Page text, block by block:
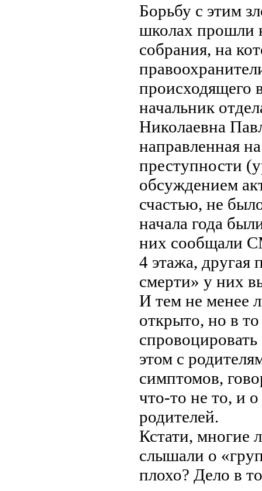
Борьбу с этим
школах прошли
собрания, на
происходящего
начальник
Николаевна
направленная
преступности
обсуждением
счастью, не
начала года
них сообщали
4 этажа, другая
смерти» у них
И тем не менее
открыто, но в
этом с
симптомов,
что-то не то, и
родителей.
Кстати, многие
слышали о
плохо? Дело в